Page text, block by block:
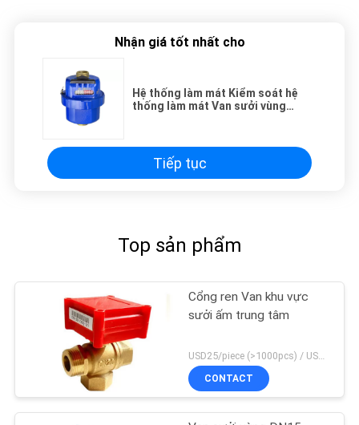
Nhận giá tốt nhất cho
Hệ thống làm mát Kiểm soát hệ
thống làm mát Van sưởi vùng
Tiếp tục
Top sản phẩm
Cổng ren Van khu vực
sưởi ấm trung tâm
CONTACT